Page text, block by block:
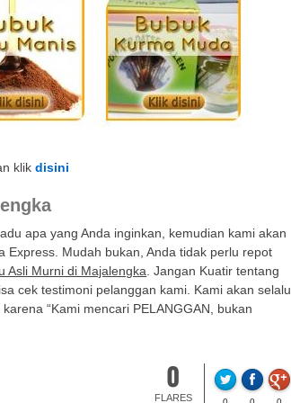
klik disini
apa yang Anda inginkan, kemudian kami akan
Express. Mudah bukan, Anda tidak perlu repot
Asli Murni di Majalengka . Jangan Kuatir tentang
cek testimoni pelanggan kami. Kami akan selalu
“Kami mencari PELANGGAN, bukan
0
FLARES